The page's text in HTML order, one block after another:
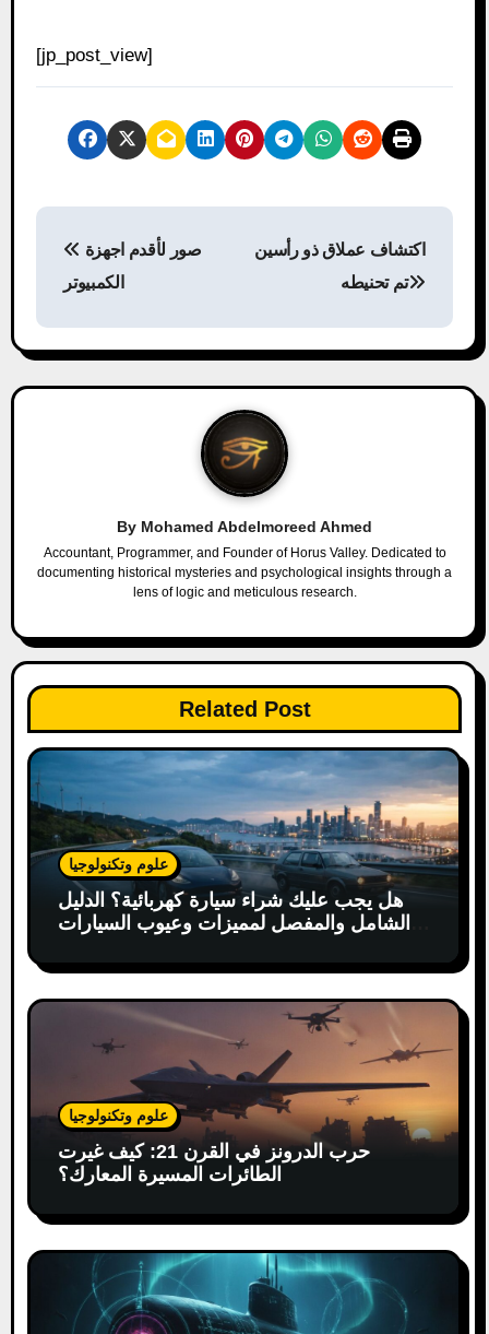
[jp_post_view]
P
s
t
g
a
t
i
o
n
الكمبيوتر
اكتشاف عملاق ذو رأسين
تم تحنيطه
By Mohamed Abdelmoreed Ahmed
Accountant, Programmer, and Founder of Horus Valley. Dedicated to
documenting historical mysteries and psychological insights through a
lens of logic and meticulous research.
Related Post
علوم وتكنولوجيا
هل يجب عليك شراء سيارة كهربائية؟ الدليل
الشامل والمفصل لمميزات وعيوب السيارات
علوم وتكنولوجيا
حرب الدرونز في القرن 21: كيف غيرت
الطائرات المسيرة المعارك؟